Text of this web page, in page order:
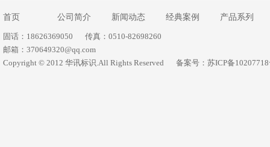
首页 公司简介 新闻动态 经典案例 产品系列
固话：18626369050
传真：0510-82698260
邮箱：370649320@qq.com
Copyright © 2012 华讯标识.All Rights Reserved
备案号：苏ICP备